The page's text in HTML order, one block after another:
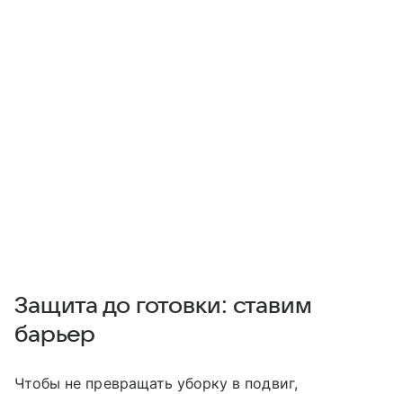
Защита до готовки: ставим
барьер
Чтобы не превращать уборку в подвиг,